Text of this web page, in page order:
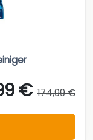
€ 174,99 €